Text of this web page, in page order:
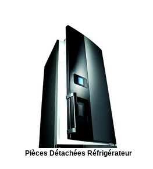
Pièces Détachées Réfrigérateur